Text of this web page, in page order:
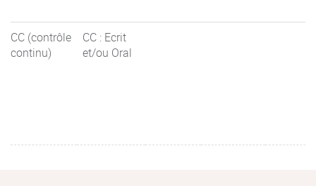
CC (contrôle
continu)
CC : Ecrit
et/ou Oral